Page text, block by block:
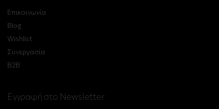
Επικοινωνία
Blog
Wishlist
Συνεργασία
B2B
Εγγραφή στο Newsletter